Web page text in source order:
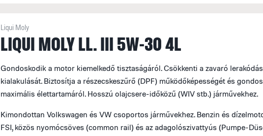
Liqui Moly
LIQUI MOLY LL. III 5W-30 4L
Gondoskodik a motor kiemelkedő tisztaságáról. Csökkenti a zavaró
kialakulását. Biztosítja a részecskeszűrő (DPF) működőképességét és
maximális élettartamáról. Hosszú olajcsere-időközű (WIV stb.) járművekhez.
Kimondottan Volkswagen és VW csoportos járművekhez. Benzin és
FSI, közös nyomócsöves (common rail) és az adagolószivattyús (Pumpe-